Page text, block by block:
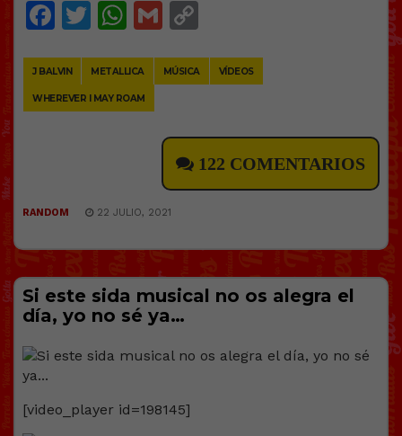
Facebook
Twitter
WhatsApp
Gmail
J BALVIN METALLICA MÚSICA VÍDEOS
WHEREVER I MAY ROAM
122 COMENTARIOS
RANDOM 22 JULIO, 2021
Si este sida musical no os alegra el
día, yo no sé ya…
[video_player id=198145]